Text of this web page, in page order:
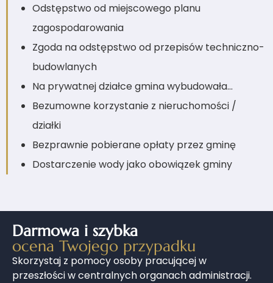
Odstępstwo od miejscowego planu
zagospodarowania
Zgoda na odstępstwo od przepisów techniczno-
budowlanych
Na prywatnej działce gmina wybudowała…
Bezumowne korzystanie z nieruchomości /
działki
Bezprawnie pobierane opłaty przez gminę
Dostarczenie wody jako obowiązek gminy
Darmowa i szybka
ocena Twojego przypadku
Skorzystaj z pomocy osoby pracującej w
przeszłości w centralnych organach administracji.